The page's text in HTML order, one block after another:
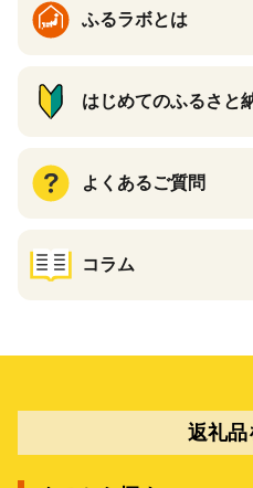
ふるラボとは
はじめてのふるさと
よくあるご質問
コラム
返礼品